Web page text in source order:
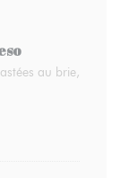
au brie,